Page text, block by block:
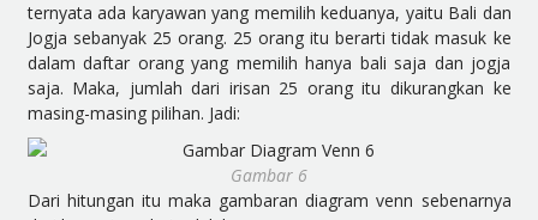
ternyata ada karyawan yang memilih keduanya, yaitu Bali dan
Jogja sebanyak 25 orang. 25 orang itu berarti tidak masuk ke
dalam daftar orang yang memilih hanya bali saja dan jogja
saja. Maka, jumlah dari irisan 25 orang itu dikurangkan ke
masing-masing pilihan. Jadi:
Gambar 6
Dari hitungan itu maka gambaran diagram venn sebenarnya